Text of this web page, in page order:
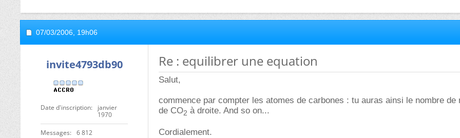
07/03/2006, 19h06
invite4793db90
Date d'inscription
janvier
1970
Messages 6 812
Re : equilibrer une equation
Salut,
commence par compter les atomes de carbones : tu auras ainsi le nombre de
de CO2 à droite. And so on...
Cordialement.